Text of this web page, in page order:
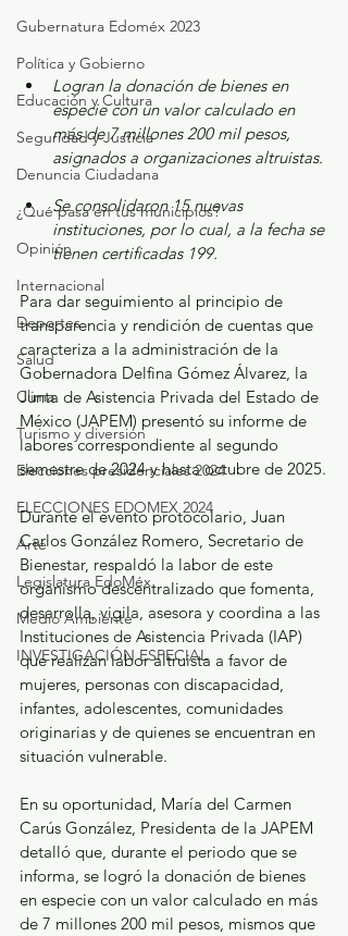
Gubernatura Edoméx 2023
Política y Gobierno
Educación y Cultura
Seguridad y Justicia
Denuncia Ciudadana
¿Qué pasa en tus municipios?
Opinión
Internacional
Deportes
Salud
Clima
Turismo y diversión
Elecciones presidenciales 2024
ELECCIONES EDOMEX 2024
Arte
Legislatura EdoMéx
Medio Ambiente
INVESTIGACIÓN ESPECIAL
Logran la donación de bienes en
especie con un valor calculado en
más de 7 millones 200 mil pesos,
asignados a organizaciones altruistas.
Se consolidaron 15 nuevas
instituciones, por lo cual, a la fecha se
tienen certificadas 199.
Para dar seguimiento al principio de
transparencia y rendición de cuentas que
caracteriza a la administración de la
Gobernadora Delfina Gómez Álvarez, la
Junta de Asistencia Privada del Estado de
México (JAPEM) presentó su informe de
labores correspondiente al segundo
semestre de 2024 y hasta octubre de 2025.
Durante el evento protocolario, Juan
Carlos González Romero, Secretario de
Bienestar, respaldó la labor de este
organismo descentralizado que fomenta,
desarrolla, vigila, asesora y coordina a las
Instituciones de Asistencia Privada (IAP)
que realizan labor altruista a favor de
mujeres, personas con discapacidad,
infantes, adolescentes, comunidades
originarias y de quienes se encuentran en
situación vulnerable.
En su oportunidad, María del Carmen
Carús González, Presidenta de la JAPEM
detalló que, durante el periodo que se
informa, se logró la donación de bienes
en especie con un valor calculado en más
de 7 millones 200 mil pesos, mismos que